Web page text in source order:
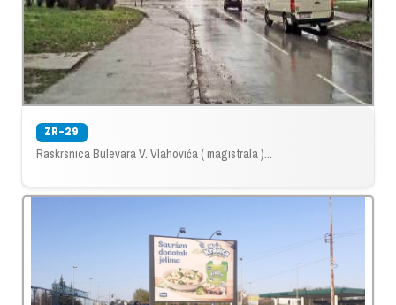
ZR-29
Raskrsnica Bulevara V. Vlahovića ( magistrala )...